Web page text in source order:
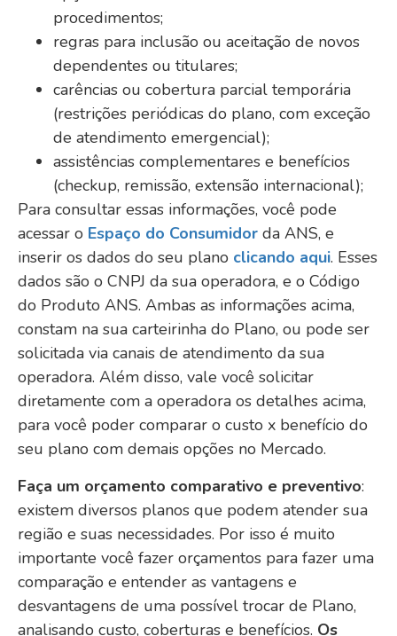
procedimentos;
regras para inclusão ou aceitação de novos
dependentes ou titulares;
carências ou cobertura parcial temporária
(restrições periódicas do plano, com exceção
de atendimento emergencial);
assistências complementares e benefícios
(checkup, remissão, extensão internacional);
Para consultar essas informações, você pode
acessar o Espaço do Consumidor da ANS, e
inserir os dados do seu plano clicando aqui. Esses
dados são o CNPJ da sua operadora, e o Código
do Produto ANS. Ambas as informações acima,
constam na sua carteirinha do Plano, ou pode ser
solicitada via canais de atendimento da sua
operadora. Além disso, vale você solicitar
diretamente com a operadora os detalhes acima,
para você poder comparar o custo x benefício do
seu plano com demais opções no Mercado.
Faça um orçamento comparativo e preventivo:
existem diversos planos que podem atender sua
região e suas necessidades. Por isso é muito
importante você fazer orçamentos para fazer uma
comparação e entender as vantagens e
desvantagens de uma possível trocar de Plano,
analisando custo, coberturas e benefícios. Os